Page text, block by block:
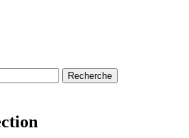
Recherche